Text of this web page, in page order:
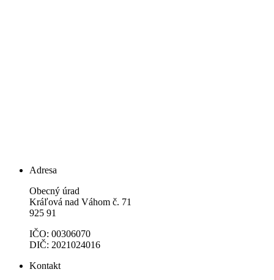
Adresa
Obecný úrad
Kráľová nad Váhom č. 71
925 91
IČO: 00306070
DIČ: 2021024016
Kontakt